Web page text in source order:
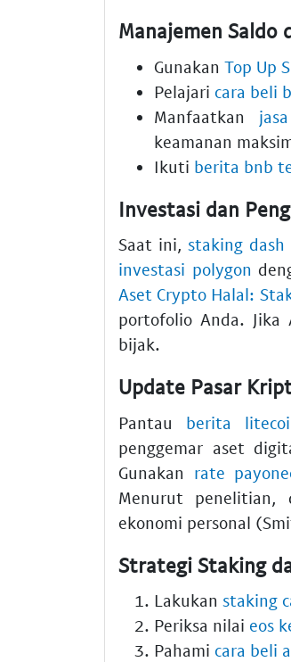
Manajemen Saldo
Gunakan Top Up
Pelajari cara beli
Manfaatkan
keamanan
Ikuti berita bnb
Investasi dan
Saat ini,staking dash
investasi polygon
Aset Crypto Halal:
portofolio Anda. Jika
bijak.
Update Pasar
Pantau berita
penggemar aset
Gunakan rate
Menurut penelitian,
ekonomi personal
Strategi Staking
Lakukan staking
Periksa nilai eos
Pahami cara beli